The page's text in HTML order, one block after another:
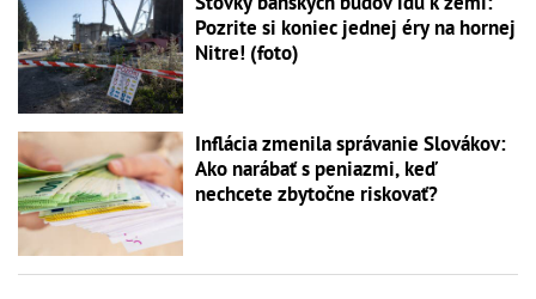
Pozrite si koniec jednej éry na hornej
Nitre! (foto)
Inflácia zmenila správanie Slovákov:
Ako narábať s peniazmi, keď
nechcete zbytočne riskovať?